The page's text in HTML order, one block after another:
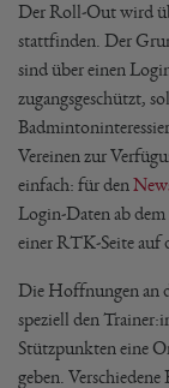
Der Roll-Out wird
stattfinden. Der
sind über einen
zugangsgeschützt,
Vereinen zur
einfach: für den
Login-Daten ab
einer RTK-Seite auf
Die Hoffnungen an
speziell den
Stützpunkten eine
geben.